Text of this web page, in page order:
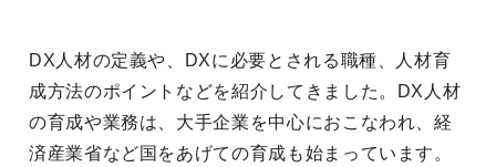
DX人材の定義や、DXに必要とされる職種、人材育
成方法のポイントなどを紹介してきました。DX人材
の育成や業務は、大手企業を中心におこなわれ、経
済産業省など国をあげての育成も始まっています。